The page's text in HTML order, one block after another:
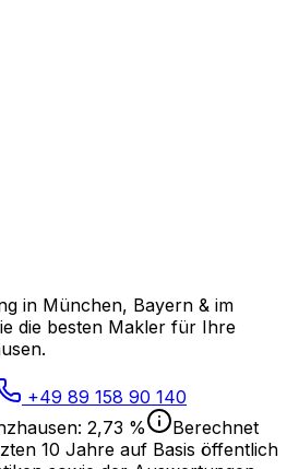
in München, Bayern & im
die besten Makler für Ihre
.
+49 89 158 90 140
: 2,73 %
Berechnet
10 Jahre auf Basis öffentlich